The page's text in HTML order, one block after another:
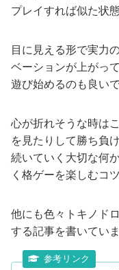
プレイすれば似た状
目に見える形で実力
ベーションが上がっ
遊び始めるのも良いで
心が折れそうな時は
を見たりして勝ち負
続いていく大切な何
く格ゲーを楽しむコ
他にも色々トキノド
する記事を書いてい